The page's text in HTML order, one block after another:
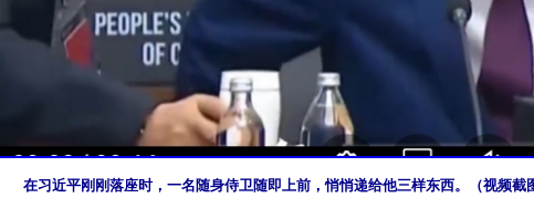
在习近平刚刚落座时，一名随身侍卫随即上前，悄悄递给他三样东西。（视频截